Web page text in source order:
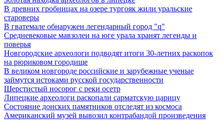
В древних гробницах на озере тургояк жили уральские
староверы
В гватемале обнаружен легендарный город "q"
Средневековые мавзолеи на юге урала хранят легенды и
поверья
Новгородские археологи подводят итоги 30-летних раскопок
на рюриковом городище
В великом новгороде российские и зарубежные ученые
займутся истоками русской государственности
Шерстистый носорог с реки осетр
Липецкие археологи раскопали сарматскую царицу
Состояние донских памятников отследят из космоса
Американский музей вывозил контрабандой произведения